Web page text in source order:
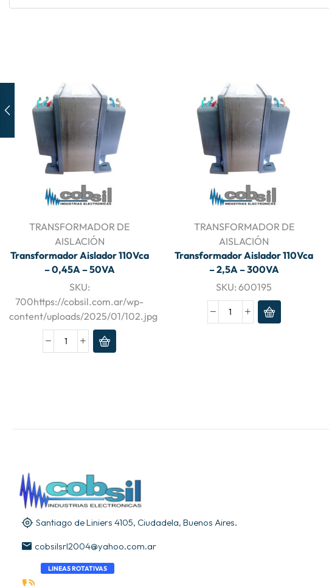
TRANSFORMADOR DE
AISLACIÓN
Transformador Aislador 110Vca
– 0,45A – 50VA
SKU:
700https://cobsil.com.ar/wp-
content/uploads/2025/01/102.jpg
TRANSFORMADOR DE
AISLACIÓN
Transformador Aislador 110Vca
– 2,5A – 300VA
SKU:600195
Santiago de Liniers 4105, Ciudadela, Buenos Aires.
cobsilsrl2004@yahoo.com.ar
LINEAS ROTATIVAS